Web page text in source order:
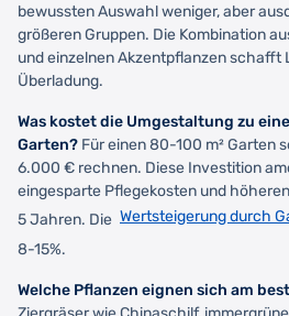
bewussten Auswahl weniger, aber
größeren Gruppen. Die Kombination
und einzelnen Akzentpflanzen schafft
Überladung.
Was kostet die Umgestaltung zu
Garten? Für einen 80-100 m² Garten
6.000 € rechnen. Diese Investition
eingesparte Pflegekosten und
5 Jahren. Die Wertsteigerung durch
8-15%.
Welche Pflanzen eignen sich am